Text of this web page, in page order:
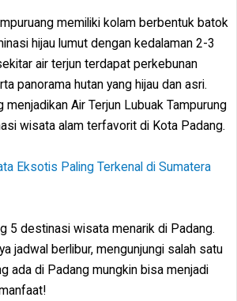
memiliki kolam berbentuk batok
hijau lumut dengan kedalaman 2-3
air terjun terdapat perkebunan
panorama hutan yang hijau dan asri.
menjadikan Air Terjun Lubuak Tampurung
wisata alam terfavorit di Kota Padang.
Eksotis Paling Terkenal di Sumatera
5 destinasi wisata menarik di Padang.
jadwal berlibur, mengunjungi salah satu
ada di Padang mungkin bisa menjadi